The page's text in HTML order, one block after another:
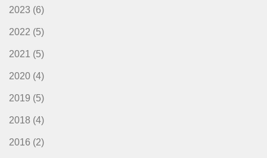
2023 (6)
2022 (5)
2021 (5)
2020 (4)
2019 (5)
2018 (4)
2016 (2)